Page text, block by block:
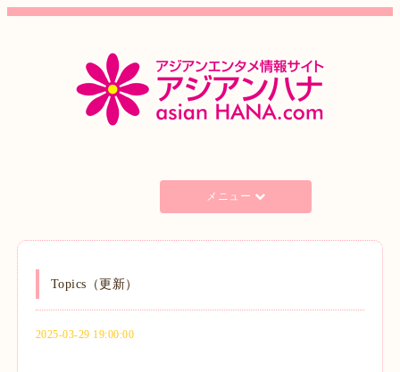
メニュー
Topics（更新）
2025-03-29 19:00:00